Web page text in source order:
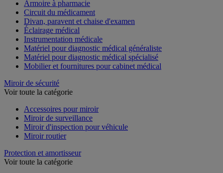
Armoire à pharmacie
Circuit du médicament
Divan, paravent et chaise d'examen
Éclairage médical
Instrumentation médicale
Matériel pour diagnostic médical généraliste
Matériel pour diagnostic médical spécialisé
Mobilier et fournitures pour cabinet médical
Miroir de sécurité
Voir toute la catégorie
Accessoires pour miroir
Miroir de surveillance
Miroir d'inspection pour véhicule
Miroir routier
Protection et amortisseur
Voir toute la catégorie